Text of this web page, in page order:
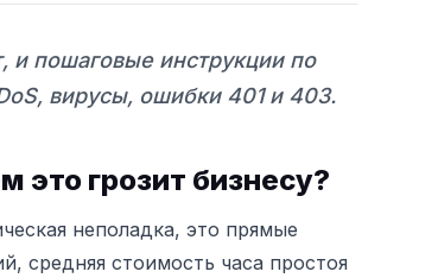
и пошаговые инструкции по
вирусы, ошибки 401 и 403.
это грозит бизнесу?
неполадка, это прямые
средняя стоимость часа простоя